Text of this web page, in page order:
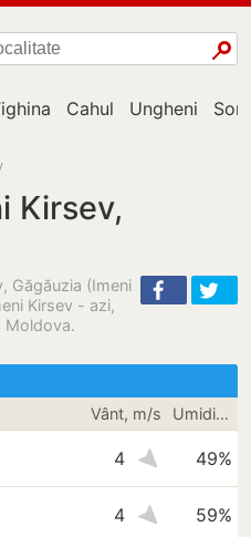
Cahul Ungheni
Kirsev,
Găgăuzia (Imeni
Kirsev - azi,
Moldova.
Vânt, m/s Umiditate
4 49%
4 59%